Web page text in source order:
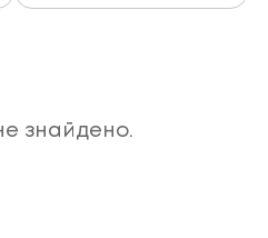
знайдено.